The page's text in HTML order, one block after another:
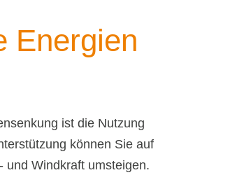
Energien
ist die Nutzung
können Sie auf
und Windkraft umsteigen.